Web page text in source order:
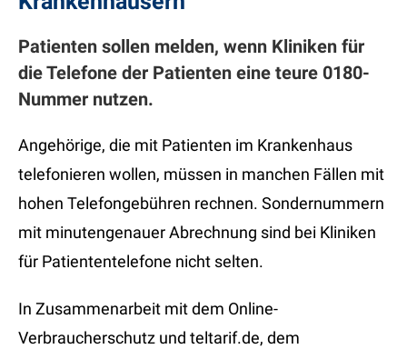
Patienten sollen melden, wenn Kliniken für
die Telefone der Patienten eine teure 0180-
Nummer nutzen.
Angehörige, die mit Patienten im Krankenhaus
telefonieren wollen, müssen in manchen Fällen mit
hohen Telefongebühren rechnen. Sondernummern
mit minutengenauer Abrechnung sind bei Kliniken
für Patiententelefone nicht selten.
In Zusammenarbeit mit dem Online-
Verbraucherschutz und teltarif.de, dem